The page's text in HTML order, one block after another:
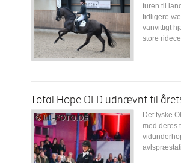
turen til
tidligere
vanvittigt
store
Total Hope OLD udnævnt til
Det tyske
med deres